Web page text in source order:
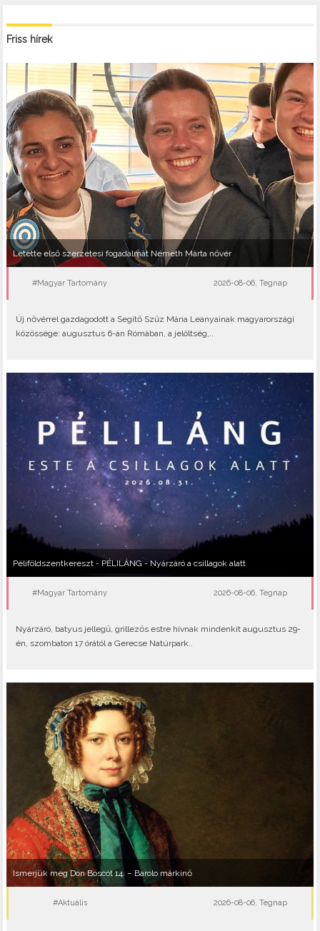
Friss hírek
Letette első szerzetesi fogadalmát Németh Márta nővér
#Magyar Tartomány 2026-08-06, Tegnap
Új nővérrel gazdagodott a Segítő Szűz Mária Leányainak magyarországi
közössége: augusztus 6-án Rómában, a jelöltség,..
Péliföldszentkereszt - PÉLILÁNG - Nyárzáró a csillagok alatt
#Magyar Tartomány 2026-08-06, Tegnap
Nyárzáró, batyus jellegű, grillezős estre hívnak mindenkit augusztus 29-
én, szombaton 17 órától a Gerecse Natúrpark..
Ismerjük meg Don Boscót 14. – Barolo márkinő
#Aktuális 2026-08-06, Tegnap